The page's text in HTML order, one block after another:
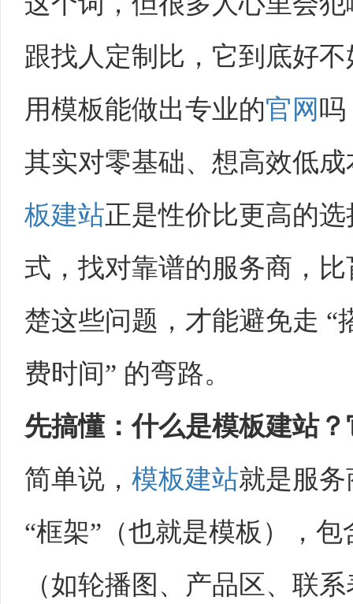
跟找人定制比，它到底好
用模板能做出专业的官网吗
其实对零基础、想高效低成
板建站正是性价比更高的
式，找对靠谱的服务商，
楚这些问题，才能避免走
费时间” 的弯路。​
先搞懂：什么是模板建站？
简单说， 模板建站就是服
“框架”（也就是模板），
（如轮播图、产品区、联